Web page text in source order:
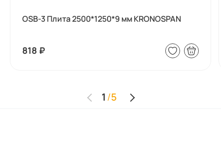
OSB-3 Плита 2500*1250*9 мм KRONOSPAN
818 ₽
1/5